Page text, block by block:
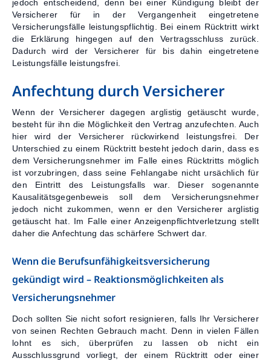
jedoch entscheidend, denn bei einer Kündigung bleibt der
Versicherer für in der Vergangenheit eingetretene
Versicherungsfälle leistungspflichtig. Bei einem Rücktritt wirkt
die Erklärung hingegen auf den Vertragsschluss zurück.
Dadurch wird der Versicherer für bis dahin eingetretene
Leistungsfälle leistungsfrei.
Anfechtung durch Versicherer
Wenn der Versicherer dagegen arglistig getäuscht wurde,
besteht für ihn die Möglichkeit den Vertrag anzufechten. Auch
hier wird der Versicherer rückwirkend leistungsfrei. Der
Unterschied zu einem Rücktritt besteht jedoch darin, dass es
dem Versicherungsnehmer im Falle eines Rücktritts möglich
ist vorzubringen, dass seine Fehlangabe nicht ursächlich für
den Eintritt des Leistungsfalls war. Dieser sogenannte
Kausalitätsgegenbeweis soll dem Versicherungsnehmer
jedoch nicht zukommen, wenn er den Versicherer arglistig
getäuscht hat. Im Falle einer Anzeigenpflichtverletzung stellt
daher die Anfechtung das schärfere Schwert dar.
Wenn die Berufsunfähigkeitsversicherung
gekündigt wird – Reaktionsmöglichkeiten als
Versicherungsnehmer
Doch sollten Sie nicht sofort resignieren, falls Ihr Versicherer
von seinen Rechten Gebrauch macht. Denn in vielen Fällen
lohnt es sich, überprüfen zu lassen ob nicht ein
Ausschlussgrund vorliegt, der einem Rücktritt oder einer